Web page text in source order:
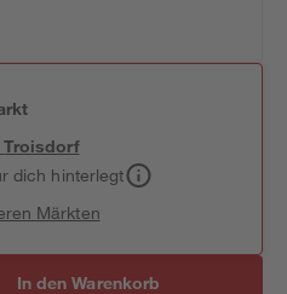
Troisdorf
dich hinterlegt
Märkten
In den Warenkorb